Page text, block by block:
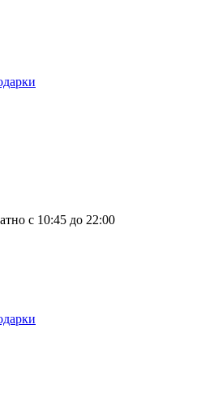
c 10:45 до 22:00